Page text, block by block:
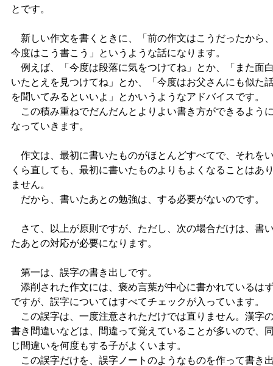
とです。
新しい作文を書くときに、「前の作文はこうだったから
今度はこう書こう」というような話になります。
例えば、「今度は段落に気をつけてね」とか、「また面
いたとえを見つけてね」とか、「今度はお父さんにも似た
を聞いてみるといいよ」とかいうようなアドバイスです。
この積み重ねでだんだんとよりよい書き方ができるよう
なっていきます。
作文は、最初に書いたものがほとんどすべてで、それを
くら直しても、最初に書いたものよりもよくなることはあ
ません。
だから、書いたあとの勉強は、する必要がないのです。
さて、以上が原則ですが、ただし、次の場合だけは、書
たあとの対応が必要になります。
第一は、誤字の書き出しです。
添削された作文には、褒め言葉が中心に書かれているは
ですが、誤字についてはすべてチェックが入っています。
この誤字は、一度注意されただけでは直りません。漢字
書き間違いなどは、間違って覚えていることが多いので、
じ間違いを何度もする子がよくいます。
この誤字だけを、誤字ノートのようなものを作って書き